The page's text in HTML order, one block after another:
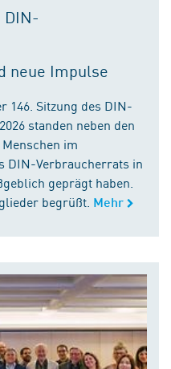
DIN-
neue Impulse
146. Sitzung des DIN-
standen neben den
im
DIN-Verbraucherrats in
geprägt haben.
begrüßt. Mehr